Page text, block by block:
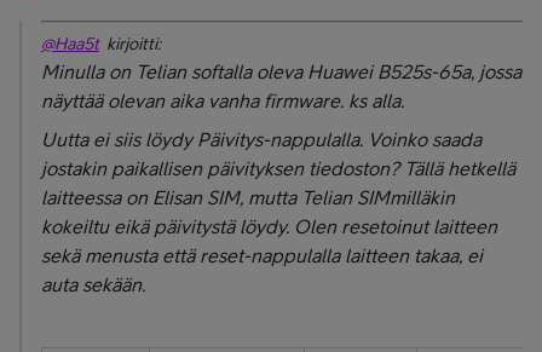
@Haa5tkirjoitti:
Minulla on Telian softalla oleva Huawei B525s-65a, jossa
näyttää olevan aika vanha firmware. ks alla.
Uutta ei siis löydy Päivitys-nappulalla. Voinko saada
jostakin paikallisen päivityksen tiedoston? Tällä hetkellä
laitteessa on Elisan SIM, mutta Telian SIMmilläkin
kokeiltu eikä päivitystä löydy. Olen resetoinut laitteen
sekä menusta että reset-nappulalla laitteen takaa, ei
auta sekään.